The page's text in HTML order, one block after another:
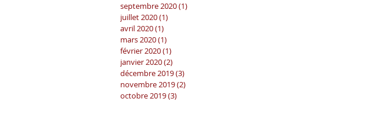
septembre 2020(1)
juillet 2020(1)
avril 2020(1)
mars 2020(1)
février 2020(1)
janvier 2020(2)
décembre 2019(3)
novembre 2019(2)
octobre 2019(3)